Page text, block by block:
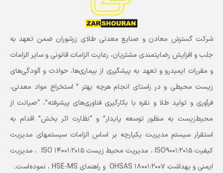
شرکت گسترش معادن و صنایع معدنی طلای زرشوران ضمن تعهد به
جلب و افزایش رضایتمندی مشتریان، رعایت الزامات قانونی و سایر الزامات
و مقررات ایمیدرو و تعهد به پیشگیری از بیماری‌ها، حوادث و آلودگی‌های
زیست محیطی و در راستای انجام هرچه بهتر ” استخراج مواد معدنی،
فرآوری و تولید طلا و نقره با بکارگیری فناوری‌های پیشرفته”، “صیانت از
محیط‌زیست به منظور توسعه پایدار” و “نظارت اثر بخش” اقدام به
استقرار سیستم مدیریت یکپارچه بر اساس الزامات سیستمهای مدیریت
کیفیت ISO9001:2015 ، مدیریت محیط زیست ISO 14001:2015 ، مدیریت
ایمنی و بهداشت OHSAS 18001:2007 و راهنمای HSE-MS ، نموده‌است.